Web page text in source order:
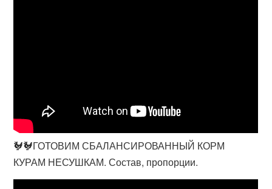
🐓🐓ГОТОВИМ СБАЛАНСИРОВАННЫЙ КОРМ
КУРАМ НЕСУШКАМ. Состав, пропорции.